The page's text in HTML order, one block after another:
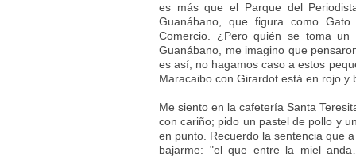
es más que el Parque del
Guanábano, que figura como
Comercio. ¿Pero quién se toma
Guanábano, me imagino que
es así, no hagamos caso a estos
Maracaibo con Girardot está en rojo y
Me siento en la cafetería Santa
con cariño; pido un pastel de pollo y
en punto. Recuerdo la sentencia que
bajarme: "el que entre la miel